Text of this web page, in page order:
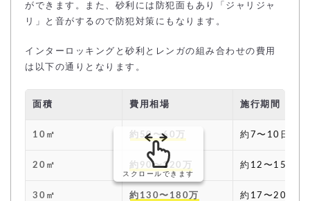
ができます。また、砂利には防犯面もあり「ジャリジャ
リ」と音がするので防犯対策にもなります。
インターロッキングと砂利とレンガの組み合わせの費用
は以下の通りとなります。
面積 費用相場 施行期間
10㎡ 約50〜60万 約7〜10日
20㎡ 約90〜120万 約12〜15日
30㎡ 約130〜180万 約17〜20日
スクロールできます